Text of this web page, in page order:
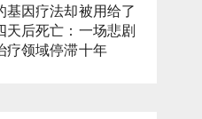
基因疗法却被用给了
天后死亡：一场悲剧
疗领域停滞十年